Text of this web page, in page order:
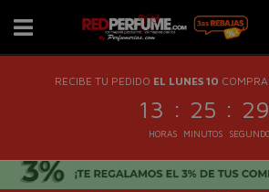
RECIBE TU PEDIDO EL LUNES 10
13 : 25 : 28
HORAS MINUTOS